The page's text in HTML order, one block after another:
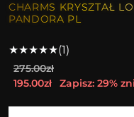
CHARMS KRYSZTAŁ
PANDORA PL
★★★★★(1)
275.00zł
195.00zł
Zapisz: 29%